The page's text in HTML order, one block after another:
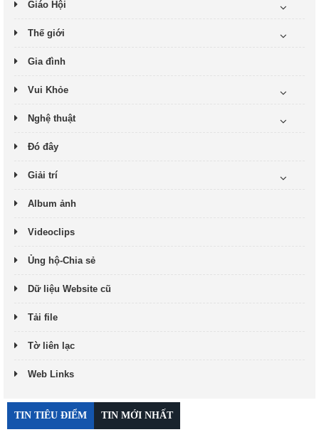
Giáo Hội
Thế giới
Gia đình
Vui Khỏe
Nghệ thuật
Đó đây
Giải trí
Album ảnh
Videoclips
Ủng hộ-Chia sẻ
Dữ liệu Website cũ
Tải file
Tờ liên lạc
Web Links
TIN TIÊU ĐIỂM TIN MỚI NHẤT